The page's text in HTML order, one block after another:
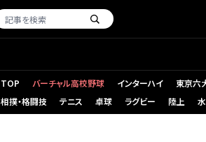
TOP バーチャル高校野球 インターハイ 東京六
相撲・格闘技
テニス 卓球 ラグビー 陸上